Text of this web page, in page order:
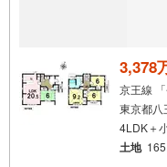
3,378
京王線
東京都八
4LDK＋
土地